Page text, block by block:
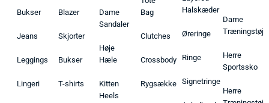
Bukser
Jeans
Leggings
Lingeri
Blazer
Skjorter
Bukser
T-shirts
Dame
Sandaler
Høje
Hæle
Kitten
Heels
Bag
Clutches
Crossbody
Rygsække
Halskæder
Øreringe
Ringe
Signetringe
Dame
Træningstøj
Herre
Sportssko
Herre